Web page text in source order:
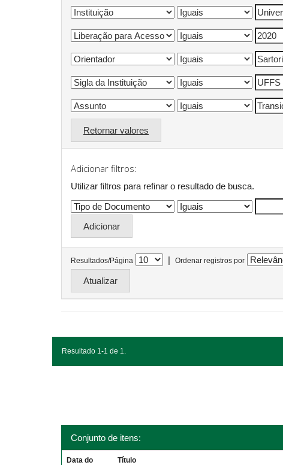
Retornar valores
Adicionar filtros:
Utilizar filtros para refinar o resultado de busca.
Resultados/Página | Ordenar registros por
Resultado 1-1 de 1.
Conjunto de itens:
Data do Título